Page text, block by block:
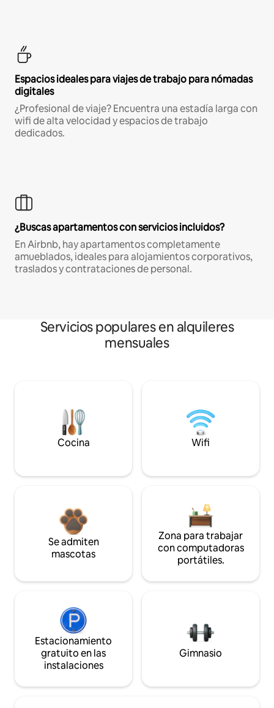
Espacios ideales para viajes de trabajo para nómadas
digitales
¿Profesional de viaje? Encuentra una estadía larga con
wifi de alta velocidad y espacios de trabajo
dedicados.
¿Buscas apartamentos con servicios incluidos?
En Airbnb, hay apartamentos completamente
amueblados, ideales para alojamientos corporativos,
traslados y contrataciones de personal.
Servicios populares en alquileres
mensuales
Cocina Wifi
Se admiten
mascotas
Zona para trabajar
con computadoras
portátiles.
Estacionamiento
gratuito en las
instalaciones
Gimnasio